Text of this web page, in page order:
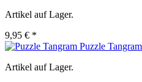
Artikel auf Lager.
9,95 € *
Puzzle Tangram
Artikel auf Lager.